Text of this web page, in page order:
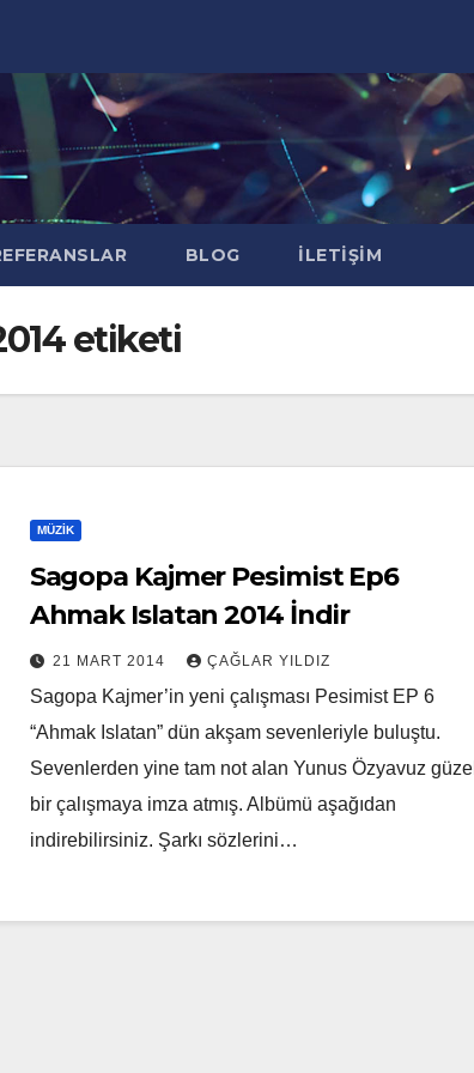
BLOG İLETIŞIM
etiketi
MÜZIK
Sagopa Kajmer Pesimist Ep6
Ahmak Islatan 2014 İndir
21 MART 2014 ÇAĞLAR YILDIZ
Sagopa Kajmer’in yeni çalışması Pesimist EP 6
“Ahmak Islatan” dün akşam sevenleriyle buluştu.
Sevenlerden yine tam not alan Yunus Özyavuz güzel
bir çalışmaya imza atmış. Albümü aşağıdan
indirebilirsiniz. Şarkı sözlerini…